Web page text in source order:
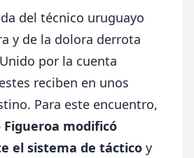
del técnico uruguayo
y de la dolora derrota
por la cuenta
reciben en unos
Para este encuentro,
modificó
el sistema de táctico y